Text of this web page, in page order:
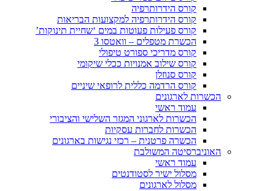
קורס הידרותרפיה
קורס הידרותרפיה למקצועות הבריאות
קורס פעילות פעוטות במים ‘שחיית תינוקות’
הכשרת מטפלים – וואטסו 3
קורס מדריכי ספורט טיפולי
קורס שילוב אמנויות ככלי שיקומי
קורס סנוזלן
קורס הרדמה כללית לרופאי שיניים
הכשרות לארגונים
עמוד ראשי
הכשרות לארגוני המגזר השלישי והציבורי
הכשרות לחברות עסקיות
הכשרה פרטנית – רכזי נגישות בארגונים
האוניברסיטה המשולבת
עמוד ראשי
מסלול ישיר לסטודנטים
מסלול לארגונים